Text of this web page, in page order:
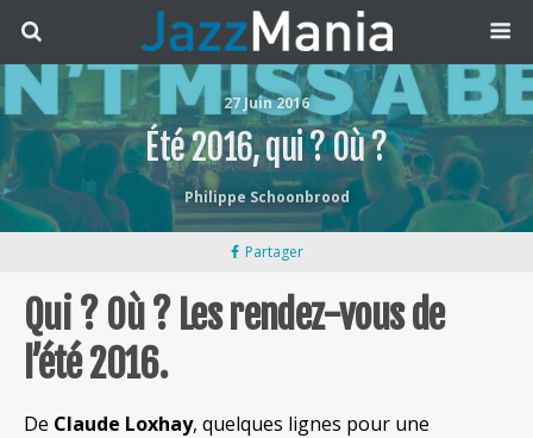
27 Juin 2016
Été 2016, qui ? Où ?
Philippe Schoonbrood
Partager
Qui ? Où ? Les rendez-vous de
l’été 2016.
De Claude Loxhay, quelques lignes pour une